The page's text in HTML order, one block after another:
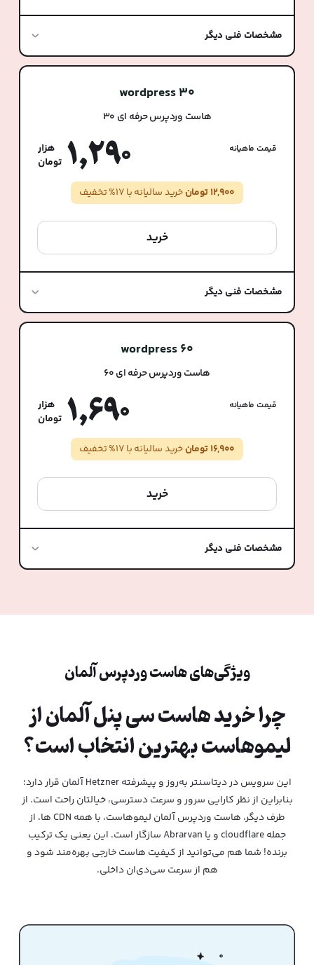
مشخصات فنی دیگر
wordpress 30
هاست وردپرس حرفه ای 30
قیمت ماهیانه 1,290
12,900 تومان خرید سالیانه با 17% تخفیف
خرید
مشخصات فنی دیگر
wordpress 60
هاست وردپرس حرفه ای 60
قیمت ماهیانه 1,690
16,900 تومان خرید سالیانه با 17% تخفیف
خرید
مشخصات فنی دیگر
ویژگی‌های هاست وردپرس آلمان
چرا خرید هاست سی پنل آلمان از
لیموهاست بهترین انتخاب است؟
این سرویس در دیتاسنتر به‌روز و پیشرفته Hetzner آلمان قرار دارد؛
بنابراین از نظر کارایی سرور و سرعت دسترسی، خیالتان راحت است. از
طرف دیگر، هاست وردپرس آلمان لیموهاست، با همه CDN ها، از
جمله cloudflare و یا Abrarvan سازگار است. این یعنی یک ترکیب
برنده! شما هم می‌توانید از کیفیت هاست خارجی بهره‌مند شود و
هم از سرعت سی‌دی‌ان داخلی.